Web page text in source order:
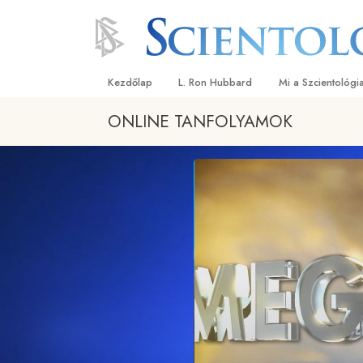
Kezdőlap L. Ron Hubbard Mi a
Hittételek és
A Szcientológia
Mit mondanak a
a Szcientológiáról?
Ismerjen meg
Látogatás egy
A Szcientológia
Bevezetés a
ONLINE TANFOLYAMOK